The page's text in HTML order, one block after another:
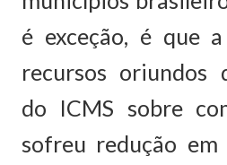
é exceção, é que
recursos oriundos
do ICMS sobre
sofreu redução em